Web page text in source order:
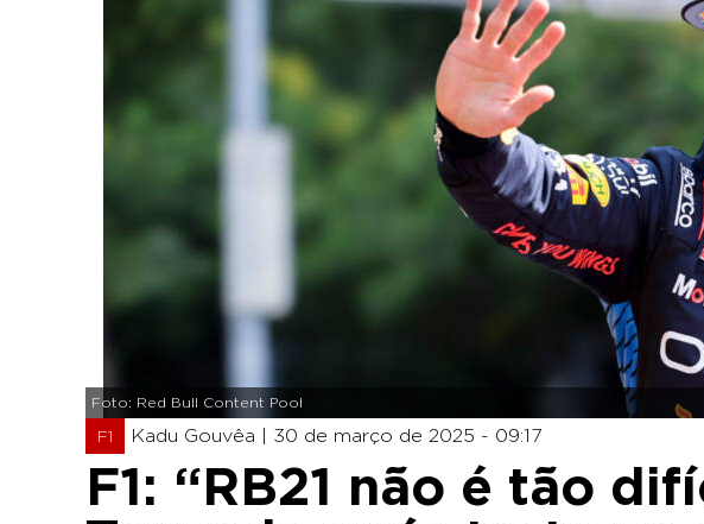
Foto: Red Bull Content Pool
F1 Kadu Gouvêa | 30 de março de 2025 - 09:17
F1: “RB21 não é tão